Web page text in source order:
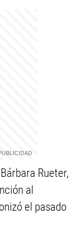
Rueter,
al
el pasado